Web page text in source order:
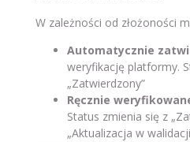
W zależności od złożoności
Automatycznie
weryfikację platformy.
„Zatwierdzony”
Ręcznie
Status zmienia się z
„Aktualizacja w